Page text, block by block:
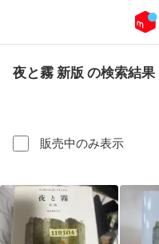
夜と霧 新版 の検索結果
販売中のみ表示